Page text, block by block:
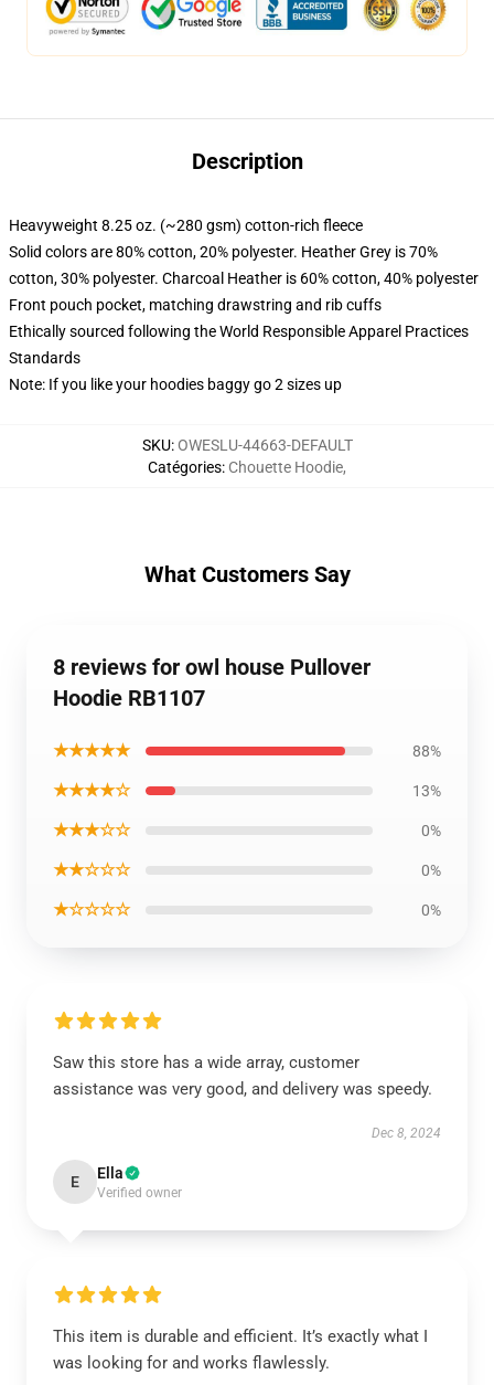
Description
Heavyweight 8.25 oz. (~280 gsm) cotton-rich fleece
Solid colors are 80% cotton, 20% polyester. Heather Grey is 70%
cotton, 30% polyester. Charcoal Heather is 60% cotton, 40% polyester
Front pouch pocket, matching drawstring and rib cuffs
Ethically sourced following the World Responsible Apparel Practices
Standards
Note: If you like your hoodies baggy go 2 sizes up
SKU:OWESLU-44663-DEFAULT
Catégories: Chouette Hoodie,
What Customers Say
8 reviews for owl house Pullover
Hoodie RB1107
★★★★★ 88%
★★★★☆ 13%
★★★☆☆ 0%
★★☆☆☆ 0%
★☆☆☆☆ 0%
Saw this store has a wide array, customer
assistance was very good, and delivery was speedy.
Dec 8, 2024
E Ella
Verified owner
This item is durable and efficient. It’s exactly what I
was looking for and works flawlessly.